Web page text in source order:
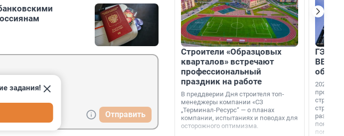
Отправить
задания!
Строители «Образцовых
кварталов» встречают
профессиональный
праздник на работе
В преддверии Дня строителя топ-
менеджеры компании «СЗ
„Терминал-Ресурс“ — о планах
компании, испытаниях и поводах для
осторожного оптимизма.
ГЭС,
ВВП: в
об
2026-й —
раз. В